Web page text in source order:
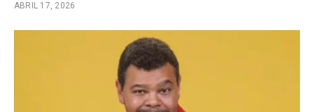
ABRIL 17, 2026